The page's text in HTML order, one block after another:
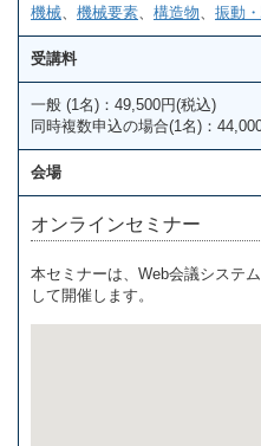
機械 機械要素 構造物 振動
受講料
一般 (1名)：49,500円(税込)
同時複数申込の場合(1名)：
会場
オンラインセミナー
本セミナーは、Web会議システ
して開催します。